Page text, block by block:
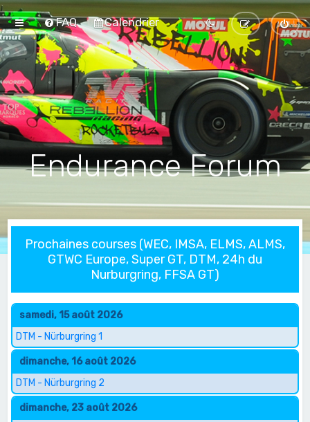
FAQ Calendrier
Endurance Forum
Prochaines courses (WEC, IMSA, ELMS, ALMS,
GTWC Europe, Super GT, DTM, 24h du
Nurburgring, FFSA GT)
samedi, 15 août 2026
DTM - Nürburgring 1
dimanche, 16 août 2026
DTM - Nürburgring 2
dimanche, 23 août 2026